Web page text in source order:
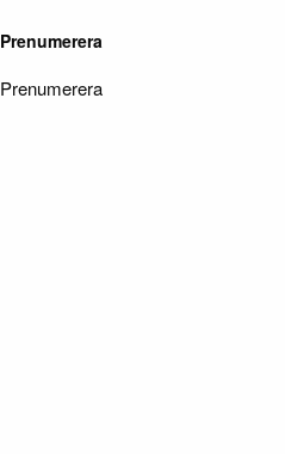
Prenumerera
Prenumerera